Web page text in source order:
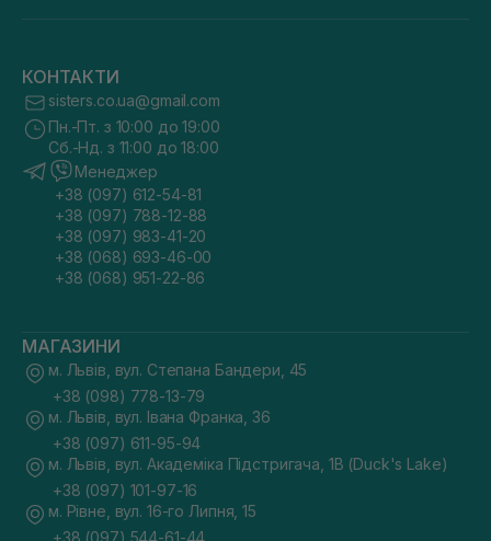
КОНТАКТИ
sisters.co.ua@gmail.com
Пн.-Пт. з 10:00 до 19:00
Сб.-Нд. з 11:00 до 18:00
Менеджер
+38 (097) 612-54-81
+38 (097) 788-12-88
+38 (097) 983-41-20
+38 (068) 693-46-00
+38 (068) 951-22-86
МАГАЗИНИ
м. Львів, вул. Степана Бандери, 45
+38 (098) 778-13-79
м. Львів, вул. Івана Франка, 36
+38 (097) 611-95-94
м. Львів, вул. Академіка Підстригача, 1В (Duck's Lake)
+38 (097) 101-97-16
м. Рівне, вул. 16-го Липня, 15
+38 (097) 544-61-44